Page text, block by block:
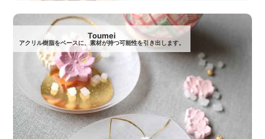
Toumei
アクリル樹脂をベースに、素材が持つ可能性を引き出します。